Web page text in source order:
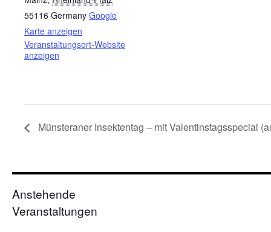
55116 Germany Google
Karte anzeigen
Veranstaltungsort-Website
anzeigen
Münsteraner Insektentag – mit Valentinstagsspecial
Anstehende
Veranstaltungen